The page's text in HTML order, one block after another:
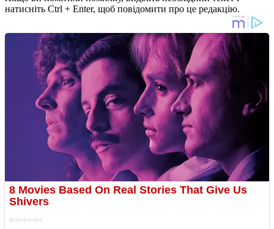
натисніть Ctrl + Enter, щоб повідомити про це редакцію.